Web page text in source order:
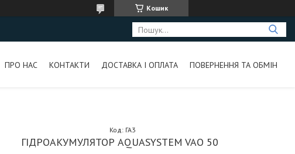
Кошик
ПРО НАС КОНТАКТИ ДОСТАВКА І ОПЛАТА ПОВЕРНЕННЯ ТА ОБМІН
ГІДРОАКУМУЛЯТОР AQUASYSTEM VAO 50
Код: ГА3